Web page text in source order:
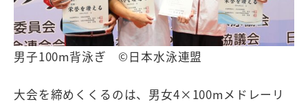
男子100m背泳ぎ ©日本水泳連盟
大会を締めくくるのは、男女4×100mメドレーリ